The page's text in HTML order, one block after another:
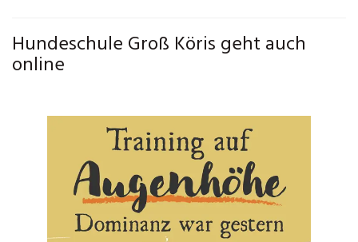
Hundeschule Groß Köris geht auch
online